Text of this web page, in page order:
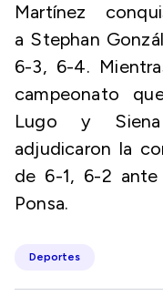
Martínez
a Stephan
6-3, 6-4.
campeonato
Lugo y
adjudicaron la
de 6-1, 6-2 ante
Ponsa.
Deportes